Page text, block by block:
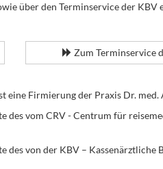
über den Terminservice der
Zum Terminservice
Firmierung der Praxis Dr. med.
des vom CRV - Centrum für
des von der KBV – Kassenärztliche